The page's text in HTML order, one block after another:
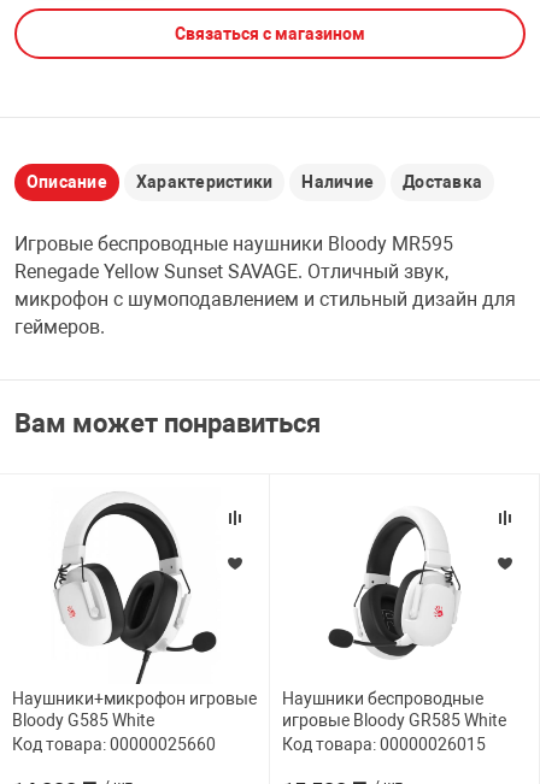
PCI АДАПТЕРЫ
USB
НАБОР ДЛЯ
CD-DVD ДИСКИ
ЛЕНТА ДЛЯ
ДОМА
ТЕХНИКА
Связаться с магазином
Описание Характеристики Наличие Доставка
Игровые беспроводные наушники Bloody MR595
Renegade Yellow Sunset SAVAGE. Отличный звук,
микрофон с шумоподавлением и стильный дизайн для
геймеров.
Вам может понравиться
Наушники+микрофон игровые
Bloody G585 White
Код товара: 00000025660
Наушники беспроводные
игровые Bloody GR585 White
Код товара: 00000026015